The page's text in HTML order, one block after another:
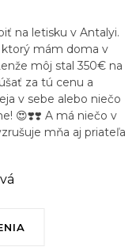
na letisku v Antalyi.
ktorý mám doma v
môj stal 350€ na
za tú cenu a
v sebe alebo niečo
😍❣️❣️ A má niečo v
mňa aj priateľa